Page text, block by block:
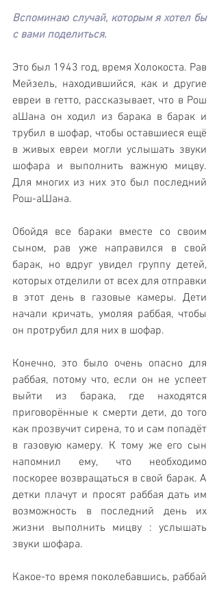
Вспоминаю случай, которым я хотел бы
с вами поделиться.
Это был 1943 год, время Холокоста. Рав
Мейзель, находившийся, как и другие
евреи в гетто, рассказывает, что в Рош
аШана он ходил из барака в барак и
трубил в шофар, чтобы оставшиеся ещё
в живых евреи могли услышать звуки
шофара и выполнить важную мицву.
Для многих из них это был последний
Рош-аШана.
Обойдя все бараки вместе со своим
сыном, рав уже направился в свой
барак, но вдруг увидел группу детей,
которых отделили от всех для отправки
в этот день в газовые камеры. Дети
начали кричать, умоляя раббая, чтобы
он протрубил для них в шофар.
Конечно, это было очень опасно для
раббая, потому что, если он не успеет
выйти из барака, где находятся
приговорённые к смерти дети, до того
как прозвучит сирена, то и сам попадёт
в газовую камеру. К тому же его сын
напомнил ему, что необходимо
поскорее возвращаться в свой барак. А
детки плачут и просят раббая дать им
возможность в последний день их
жизни выполнить мицву : услышать
звуки шофара.
Какое-то время поколебавшись, раббай